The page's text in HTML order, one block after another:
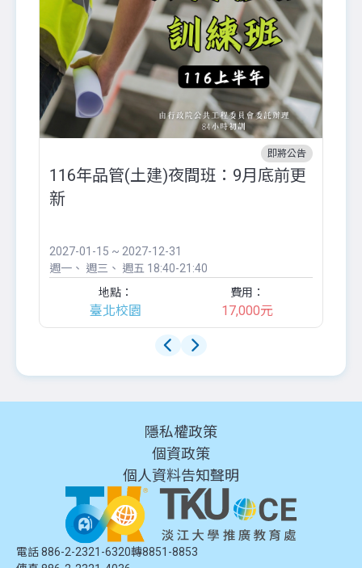
即將公告
116年品管(土建)夜間班：9月底前更
新
2027-01-15 ~ 2027-12-31
週一
週三 週五 18:40-21:40
地點：
臺北校園
費用：
17,000元
隱私權政策
個資政策
個人資料告知聲明
電話 886-2-2321-6320轉8851-8853